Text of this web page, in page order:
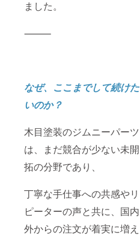
ました。
⸻
なぜ、ここまでして続けた
いのか？
木目塗装のジムニーパーツ
は、まだ競合が少ない未開
拓の分野であり、
丁寧な手仕事への共感やリ
ピーターの声と共に、国内
外からの注文が着実に増え